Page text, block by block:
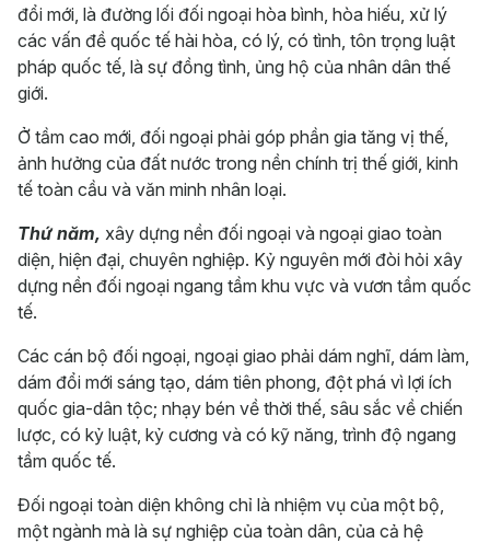
đổi mới, là đường lối đối ngoại hòa bình, hòa hiếu, xử lý
các vấn đề quốc tế hài hòa, có lý, có tình, tôn trọng luật
pháp quốc tế, là sự đồng tình, ủng hộ của nhân dân thế
giới.
Ở tầm cao mới, đối ngoại phải góp phần gia tăng vị thế,
ảnh hưởng của đất nước trong nền chính trị thế giới, kinh
tế toàn cầu và văn minh nhân loại.
Thứ năm, xây dựng nền đối ngoại và ngoại giao toàn
diện, hiện đại, chuyên nghiệp. Kỷ nguyên mới đòi hỏi xây
dựng nền đối ngoại ngang tầm khu vực và vươn tầm quốc
tế.
Các cán bộ đối ngoại, ngoại giao phải dám nghĩ, dám làm,
dám đổi mới sáng tạo, dám tiên phong, đột phá vì lợi ích
quốc gia-dân tộc; nhạy bén về thời thế, sâu sắc về chiến
lược, có kỷ luật, kỷ cương và có kỹ năng, trình độ ngang
tầm quốc tế.
Đối ngoại toàn diện không chỉ là nhiệm vụ của một bộ,
một ngành mà là sự nghiệp của toàn dân, của cả hệ